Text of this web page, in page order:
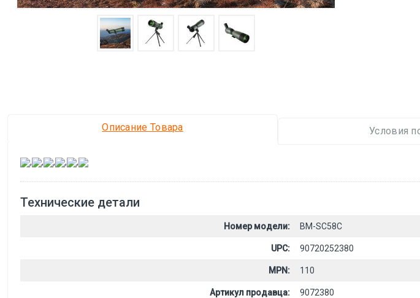
Описание Товара Условия
, , , , ,
Технические детали
Номер модели: BM-SC58C
UPC: 90720252380
MPN: 110
Артикул продавца: 9072380